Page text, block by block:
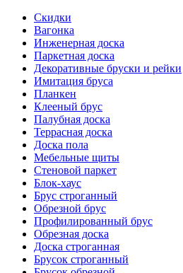
Скидки
Вагонка
Инженерная доска
Паркетная доска
Декоративные бруски и рейки
Имитация бруса
Планкен
Клееный брус
Палубная доска
Террасная доска
Доска пола
Мебельные щиты
Стеновой паркет
Блок-хаус
Брус строганный
Обрезной брус
Профилированный брус
Обрезная доска
Доска строганная
Брусок строганный